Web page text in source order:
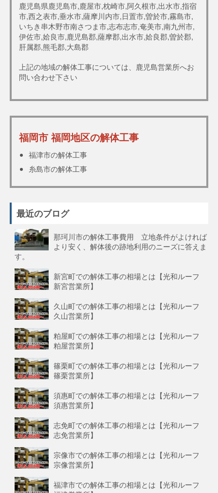
鹿児島県鹿児島市,鹿屋市,枕崎市,阿久根市,出水市,指宿
市,西之表市,垂水市,薩摩川内市,日置市,曽於市,霧島市,
いちき串木野市南さつま市,志布志市,奄美市,南九州市,
伊佐市,姶良市,鹿児島郡,薩摩郡,出水市,姶良郡,曽於郡,
肝属郡,熊毛郡,大島郡
上記の地域の解体工事については、鹿児島営業所へお
問い合わせ下さい
福岡市 福岡地区の解体工事
福津市の解体工事
糸島市の解体工事
最近のブログ
那珂川市の解体工事費用 立地条件がよければ
より安く、解体後の跡地利用のニーズに答えま
す。
新宮町での解体工事の相場とは【光和ルーフ
新宮営業所】
久山町での解体工事の相場とは【光和ルーフ
久山営業所】
粕屋町での解体工事の相場とは【光和ルーフ
粕屋営業所】
篠栗町での解体工事の相場とは【光和ルーフ
篠栗営業所】
須惠町での解体工事の相場とは【光和ルーフ
須惠営業所】
志免町での解体工事の相場とは【光和ルーフ
志免営業所】
宗像市での解体工事の相場とは【光和ルーフ
宗像営業所】
福津市での解体工事の相場とは【光和ルーフ